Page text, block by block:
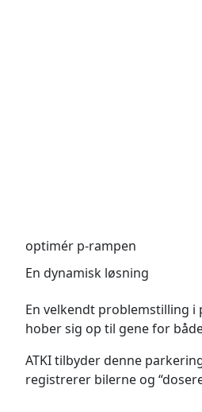
En dynamisk løsning
optimér p-rampen
En velkendt problemstilling
hober sig op til gene for
ATKI tilbyder denne
registrerer bilerne og